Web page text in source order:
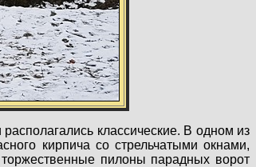
классические. В одном из
кирпича со стрельчатыми окнами,
пилоны парадных ворот